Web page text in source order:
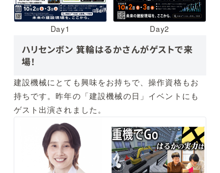
Day1 Day2
ハリセンボン 箕輪はるかさんがゲストで来
場！
建設機械にとても興味をお持ちで、操作資格もお
持ちです。昨年の「建設機械の日」イベントにも
ゲスト出演されました。